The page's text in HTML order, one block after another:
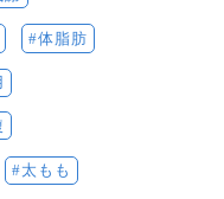
体脂肪
太もも